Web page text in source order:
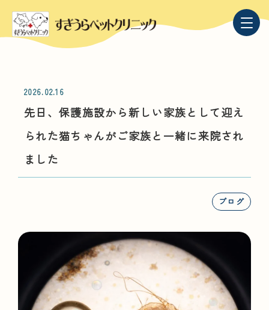
2026.02.16
先日、保護施設から新しい家族として迎え
られた猫ちゃんがご家族と一緒に来院され
ました
ブログ